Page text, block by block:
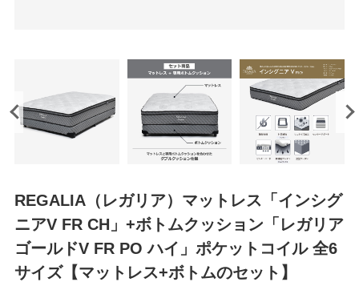
REGALIA（レガリア）マットレス「インシグ
ニアV FR CH」+ボトムクッション「レガリア
ゴールドV FR PO ハイ」ポケットコイル 全6
サイズ【マットレス+ボトムのセット】